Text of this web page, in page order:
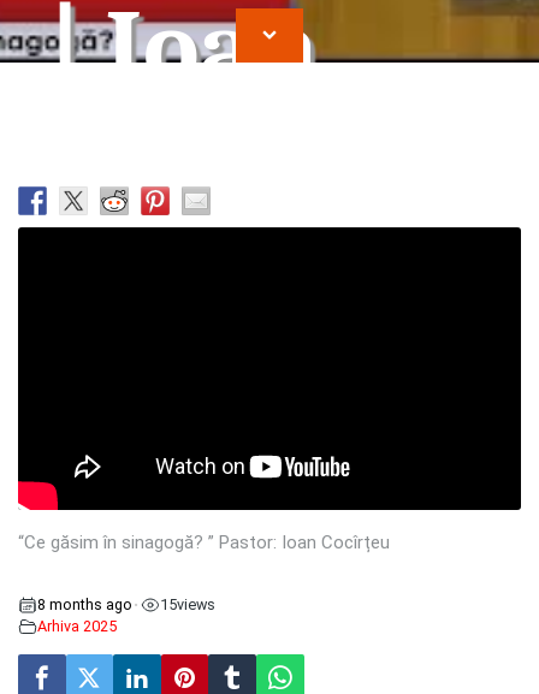
| Ioan
Cocirteu
“Ce găsim în sinagogă? ” Pastor: Ioan Cocîrțeu
8 months ago • 15views
Arhiva 2025